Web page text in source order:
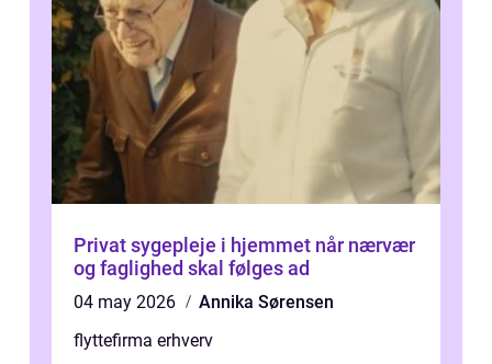
Privat sygepleje i hjemmet når nærvær
og faglighed skal følges ad
04 may 2026
Annika Sørensen
flyttefirma erhverv